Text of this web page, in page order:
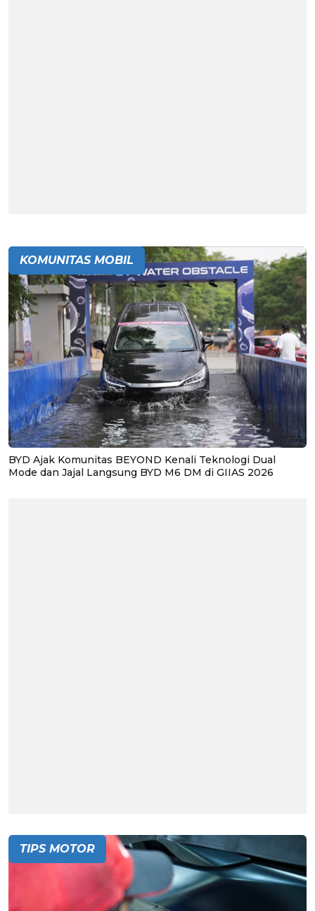
KOMUNITAS MOBIL
BYD Ajak Komunitas BEYOND Kenali Teknologi Dual
Mode dan Jajal Langsung BYD M6 DM di GIIAS 2026
TIPS MOTOR